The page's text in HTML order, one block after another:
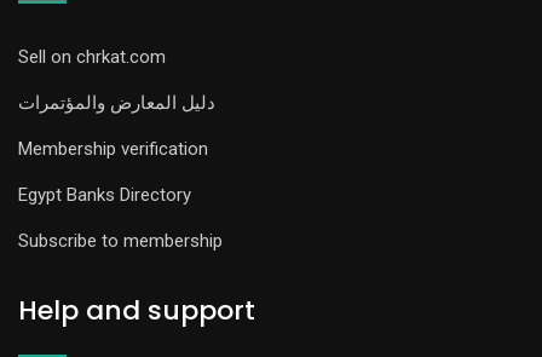
Sell on chrkat.com
دليل المعارض والمؤتمرات
Membership verification
Egypt Banks Directory
Subscribe to membership
Help and support